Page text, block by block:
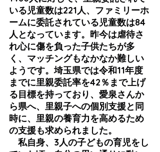
いる児童数は221人、ファミリーホ
ームに委託されている児童数は84
人となっています。昨今は虐待さ
れ心に傷を負った子供たちが多
く、マッチングもなかなか難しい
ようです。埼玉県では令和11年度
までに里親委託率を42％まで上げ
る目標を持っており、愛泉さんか
ら県へ、里親子への個別支援と同
時に、里親の養育力を高めるため
の支援も求められました。
私自身、3人の子どもの育児をし